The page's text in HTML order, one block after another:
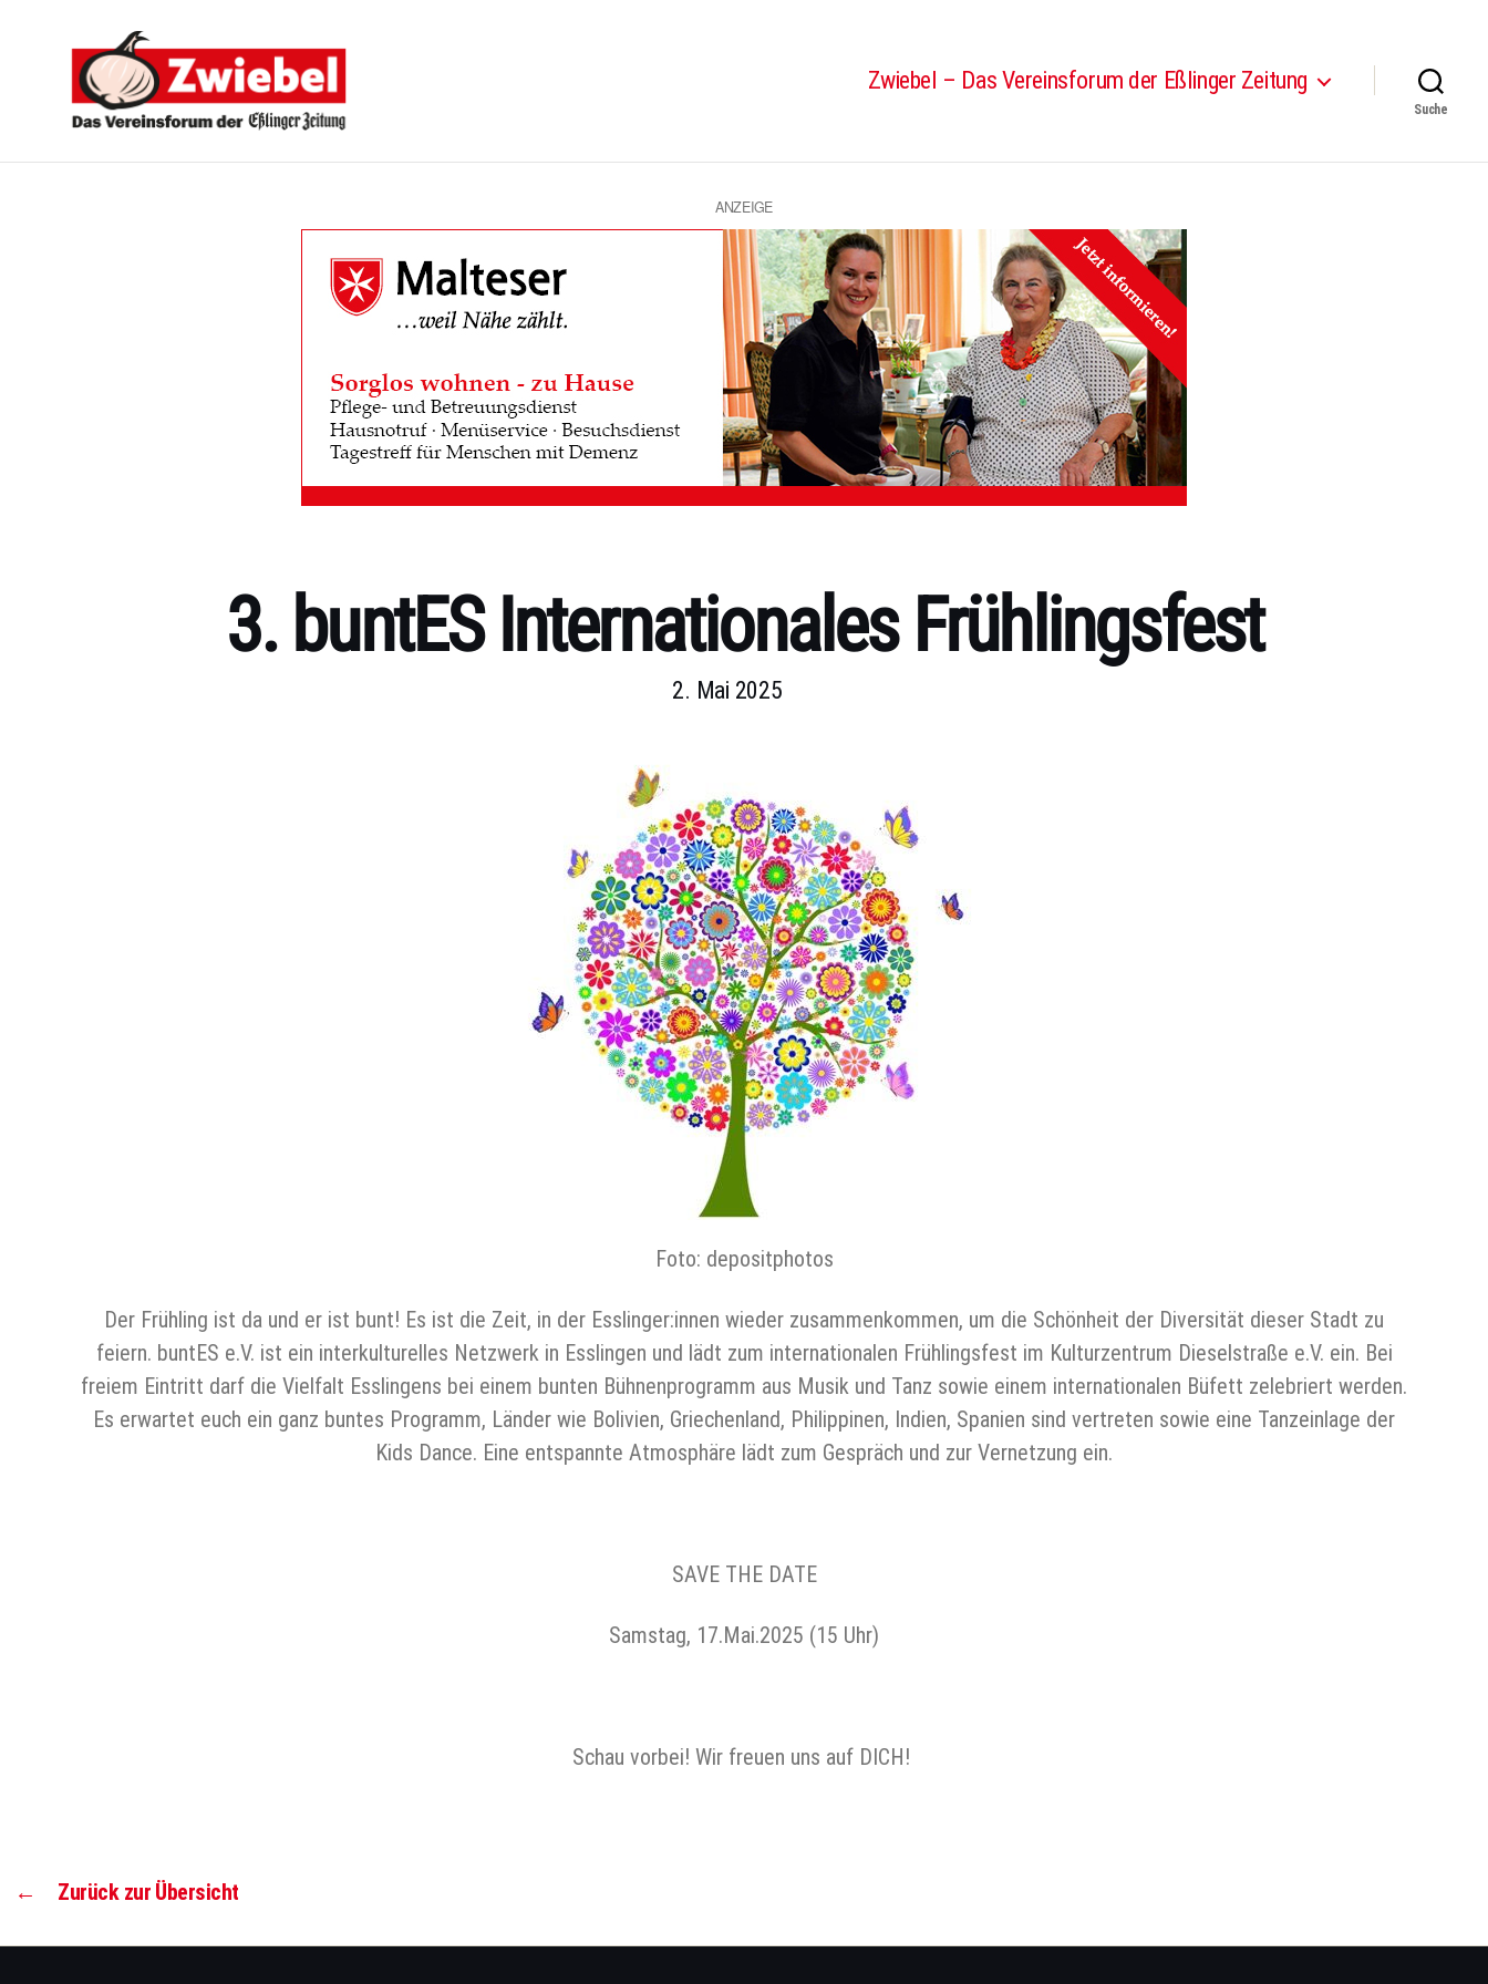
-
Zwiebel – Das Vereinsforum der Eßlinger Zeitung
Suche
ANZEIGE
Kategorien3. buntES Internationales Frühlingsfest
2. Mai 2025
Foto: depositphotos
Der Frühling ist da und er ist bunt! Es ist die Zeit, in der Esslinger:innen wieder zusammenkommen, um die Schönheit der Diversität dieser Stadt zu
feiern. buntES e.V. ist ein interkulturelles Netzwerk in Esslingen und lädt zum internationalen Frühlingsfest im Kulturzentrum Dieselstraße e.V. ein. Bei
freiem Eintritt darf die Vielfalt Esslingens bei einem bunten Bühnenprogramm aus Musik und Tanz sowie einem internationalen Büfett zelebriert werden.
Es erwartet euch ein ganz buntes Programm, Länder wie Bolivien, Griechenland, Philippinen, Indien, Spanien sind vertreten sowie eine Tanzeinlage der
Kids Dance. Eine entspannte Atmosphäre lädt zum Gespräch und zur Vernetzung ein.
SAVE THE DATE
Samstag, 17.Mai.2025 (15 Uhr)
Schau vorbei! Wir freuen uns auf DICH!
← Zurück zur Übersicht